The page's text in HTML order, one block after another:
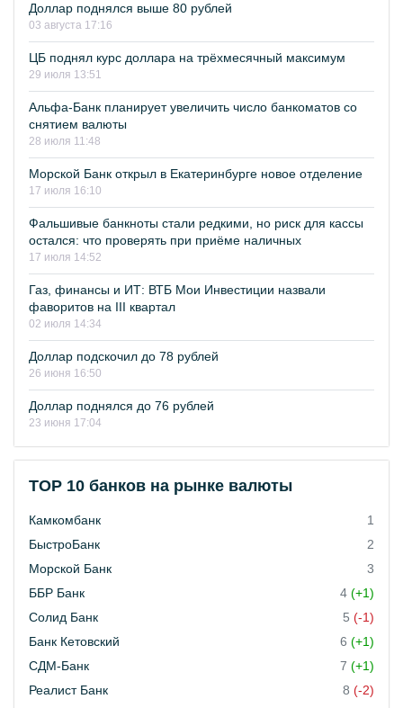
Доллар поднялся выше 80 рублей
03 августа 17:16
ЦБ поднял курс доллара на трёхмесячный максимум
29 июля 13:51
Альфа-Банк планирует увеличить число банкоматов со
снятием валюты
28 июля 11:48
Морской Банк открыл в Екатеринбурге новое отделение
17 июля 16:10
Фальшивые банкноты стали редкими, но риск для кассы
остался: что проверять при приёме наличных
17 июля 14:52
Газ, финансы и ИТ: ВТБ Мои Инвестиции назвали
фаворитов на III квартал
02 июля 14:34
Доллар подскочил до 78 рублей
26 июня 16:50
Доллар поднялся до 76 рублей
23 июня 17:04
TOP 10 банков на рынке валюты
Камкомбанк
1
БыстроБанк
2
Морской Банк
3
ББР Банк
4 (+1)
Солид Банк
5 (-1)
Банк Кетовский
6 (+1)
СДМ-Банк
7 (+1)
Реалист Банк
8 (-2)